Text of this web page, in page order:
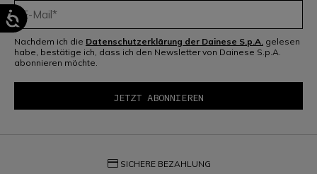
Nachdem ich die Datenschutzerklärung der Dainese S.p.A. gelesen
habe, bestätige ich, dass ich den Newsletter von Dainese S.p.A.
abonnieren möchte.
credit_card SICHERE BEZAHLUNG